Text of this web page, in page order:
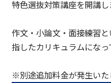
特色選抜対策講座を開講し
作文・小論文・面接練習
指したカリキュラムになっ
※別途追加料金が発生いた